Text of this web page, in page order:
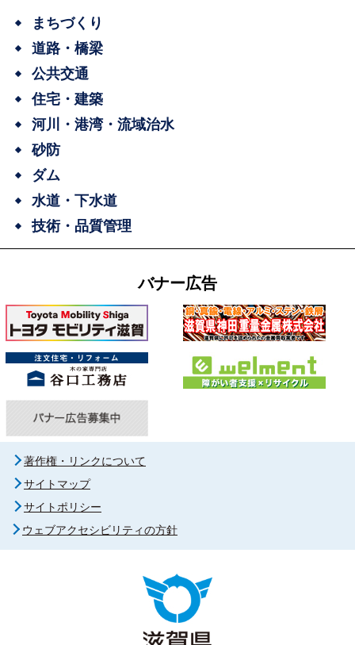
まちづくり
道路・橋梁
公共交通
住宅・建築
河川・港湾・流域治水
砂防
ダム
水道・下水道
技術・品質管理
バナー広告
著作権・リンクについて
サイトマップ
サイトポリシー
ウェブアクセシビリティの方針